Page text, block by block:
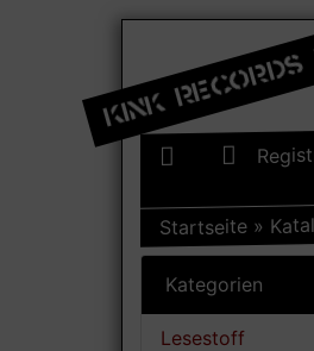
Startseite »
Kategorien
Lesestoff